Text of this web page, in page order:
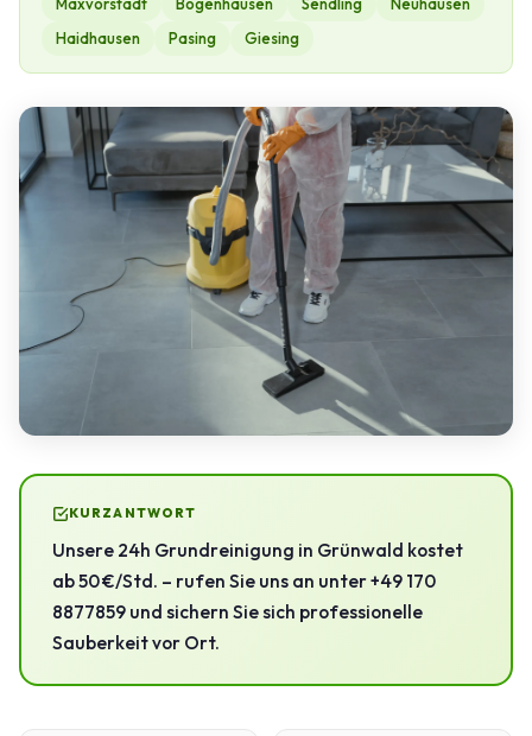
Haidhausen
Pasing Giesing
KURZANTWORT
Unsere 24h Grundreinigung in Grünwald kostet
ab 50 €/Std. – rufen Sie uns an unter +49 170
8877859 und sichern Sie sich professionelle
Sauberkeit vor Ort.